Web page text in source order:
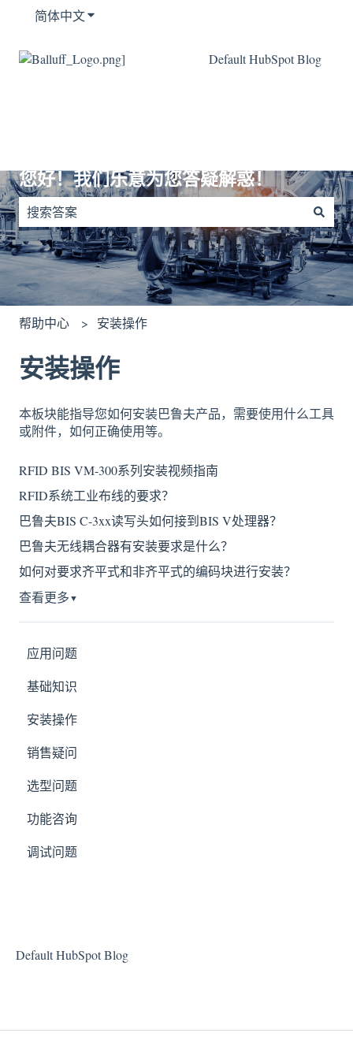
简体中文显示翻译的子菜单
Default HubSpot Blog
您好！我们乐意为您答疑解惑！
没有建议，因为搜索字段为空。
帮助中心 安装操作
安装操作
本板块能指导您如何安装巴鲁夫产品，需要使用什么工具
或附件，如何正确使用等。
RFID BIS VM-300系列安装视频指南
RFID系统工业布线的要求？
巴鲁夫BIS C-3xx读写头如何接到BIS V处理器？
巴鲁夫无线耦合器有安装要求是什么？
如何对要求齐平式和非齐平式的编码块进行安装？
查看更多 ▼
应用问题
基础知识
安装操作
销售疑问
选型问题
功能咨询
调试问题
Default HubSpot Blog